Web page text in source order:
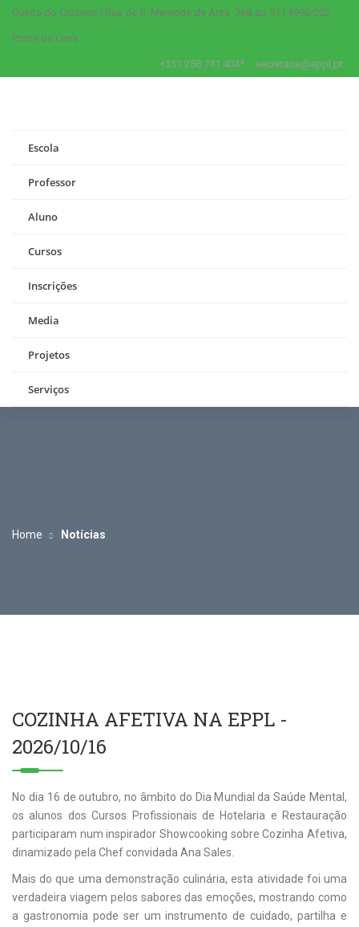
Quinta do Cruzeiro | Rua de S. Mamede de Arca, 768-ap 51 | 4990-202
Ponte de Lima
+351 258 741 404* secretaria@eppl.pt
Escola
Professor
Aluno
Cursos
Inscrições
Media
Projetos
Serviços
Home Notícias
COZINHA AFETIVA NA EPPL -
2026/10/16
No dia 16 de outubro, no âmbito do Dia Mundial da Saúde Mental,
os alunos dos Cursos Profissionais de Hotelaria e Restauração
participaram num inspirador Showcooking sobre Cozinha Afetiva,
dinamizado pela Chef convidada Ana Sales.
Mais do que uma demonstração culinária, esta atividade foi uma
verdadeira viagem pelos sabores das emoções, mostrando como
a gastronomia pode ser um instrumento de cuidado, partilha e